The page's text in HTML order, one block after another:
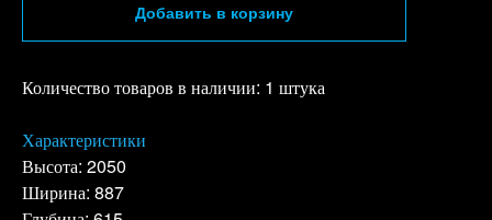
Добавить в корзину
Количество товаров в наличии: 1 штука
Характеристики
Высота: 2050
Ширина: 887